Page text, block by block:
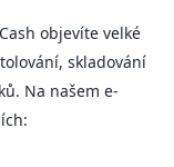
objevíte velké
skladování
Na našem e-